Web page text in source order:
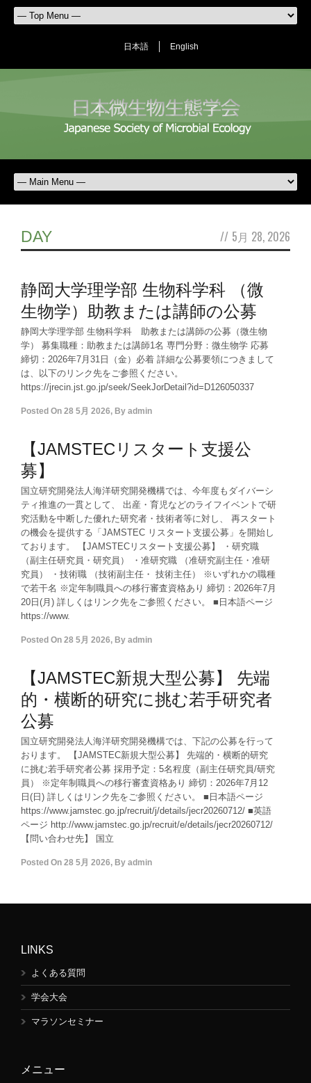
日本語 English
DAY // 5月 28, 2026
静岡大学理学部 生物科学科 （微
生物学）助教または講師の公募
静岡大学理学部 生物科学科 助教または講師の公募（微生物
学） 募集職種：助教または講師1名 専門分野：微生物学 応募
締切：2026年7月31日（金）必着 詳細な公募要領につきまして
は、以下のリンク先をご参照ください。
https://jrecin.jst.go.jp/seek/SeekJorDetail?id=D126050337
Posted On 28 5月 2026, By admin
【JAMSTECリスタート支援公
募】
国立研究開発法人海洋研究開発機構では、今年度もダイバーシ
ティ推進の一貫として、 出産・育児などのライフイベントで研
究活動を中断した優れた研究者・技術者等に対し、 再スタート
の機会を提供する「JAMSTEC リスタート支援公募」を開始し
ております。 【JAMSTECリスタート支援公募】 ・研究職
（副主任研究員・研究員） ・准研究職 （准研究副主任・准研
究員） ・技術職 （技術副主任・ 技術主任） ※いずれかの職種
で若干名 ※定年制職員への移行審査資格あり 締切：2026年7月
20日(月) 詳しくはリンク先をご参照ください。 ■日本語ページ
https://www.
Posted On 28 5月 2026, By admin
【JAMSTEC新規大型公募】 先端
的・横断的研究に挑む若手研究者
公募
国立研究開発法人海洋研究開発機構では、下記の公募を行って
おります。 【JAMSTEC新規大型公募】 先端的・横断的研究
に挑む若手研究者公募 採用予定：5名程度（副主任研究員/研究
員） ※定年制職員への移行審査資格あり 締切：2026年7月12
日(日) 詳しくはリンク先をご参照ください。 ■日本語ページ
https://www.jamstec.go.jp/recruit/j/details/jecr20260712/ ■英語
ページ http://www.jamstec.go.jp/recruit/e/details/jecr20260712/
【問い合わせ先】 国立
Posted On 28 5月 2026, By admin
LINKS
よくある質問
学会大会
マラソンセミナー
メニュー